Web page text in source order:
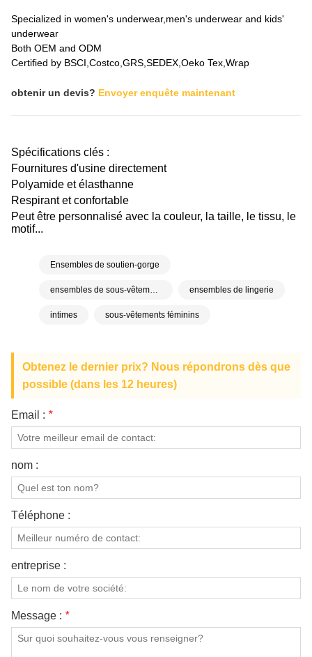
Specialized in women's underwear,men's underwear and kids'
underwear
Both OEM and ODM
Certified by BSCI,Costco,GRS,SEDEX,Oeko Tex,Wrap
obtenir un devis? Envoyer enquête maintenant
Spécifications clés :
Fournitures d'usine directement
Polyamide et élasthanne
Respirant et confortable
Peut être personnalisé avec la couleur, la taille, le tissu, le
motif...
Ensembles de soutien-gorge
ensembles de sous-vêtements ensembles de lingerie
intimes sous-vêtements féminins
Obtenez le dernier prix? Nous répondrons dès que
possible (dans les 12 heures)
Email : *
nom :
Téléphone :
entreprise :
Message : *